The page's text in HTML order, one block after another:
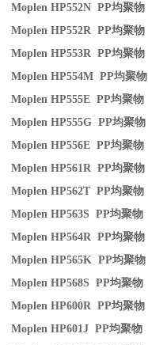
Moplen HP552N PP均聚物
Moplen HP552R PP均聚物
Moplen HP553R PP均聚物
Moplen HP554M PP均聚物
Moplen HP555E PP均聚物
Moplen HP555G PP均聚物
Moplen HP556E PP均聚物
Moplen HP561R PP均聚物
Moplen HP562T PP均聚物
Moplen HP563S PP均聚物
Moplen HP564R PP均聚物
Moplen HP565K PP均聚物
Moplen HP568S PP均聚物
Moplen HP600R PP均聚物
Moplen HP601J PP均聚物